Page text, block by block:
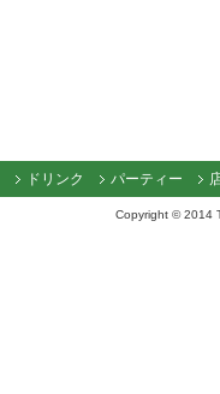
ドリンク パーティー
Copyright © 2014